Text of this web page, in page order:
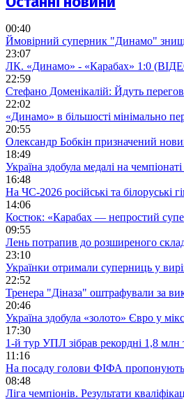
00:40
Ймовірний суперник "Динамо"
23:07
ЛК. «Динамо» - «Карабах» 1:0
22:59
Стефано Доменікалій: Йдуть
22:02
«Динамо» в більшості мінімально
20:55
Олександр Бобкін призначений
18:49
Україна здобула медалі на
16:48
На ЧС-2026 російські та білоруські
14:06
Костюк: «Карабах — непростий
09:55
Лень потрапив до розширеного
23:10
Українки отримали суперниць у
22:52
Тренера "Діназа" оштрафували за
20:46
Україна здобула «золото» Євро у
17:30
1-й тур УПЛ зібрав рекордні 1,8 млн
11:16
На посаду голови ФІФА
08:48
Ліга чемпіонів. Результати